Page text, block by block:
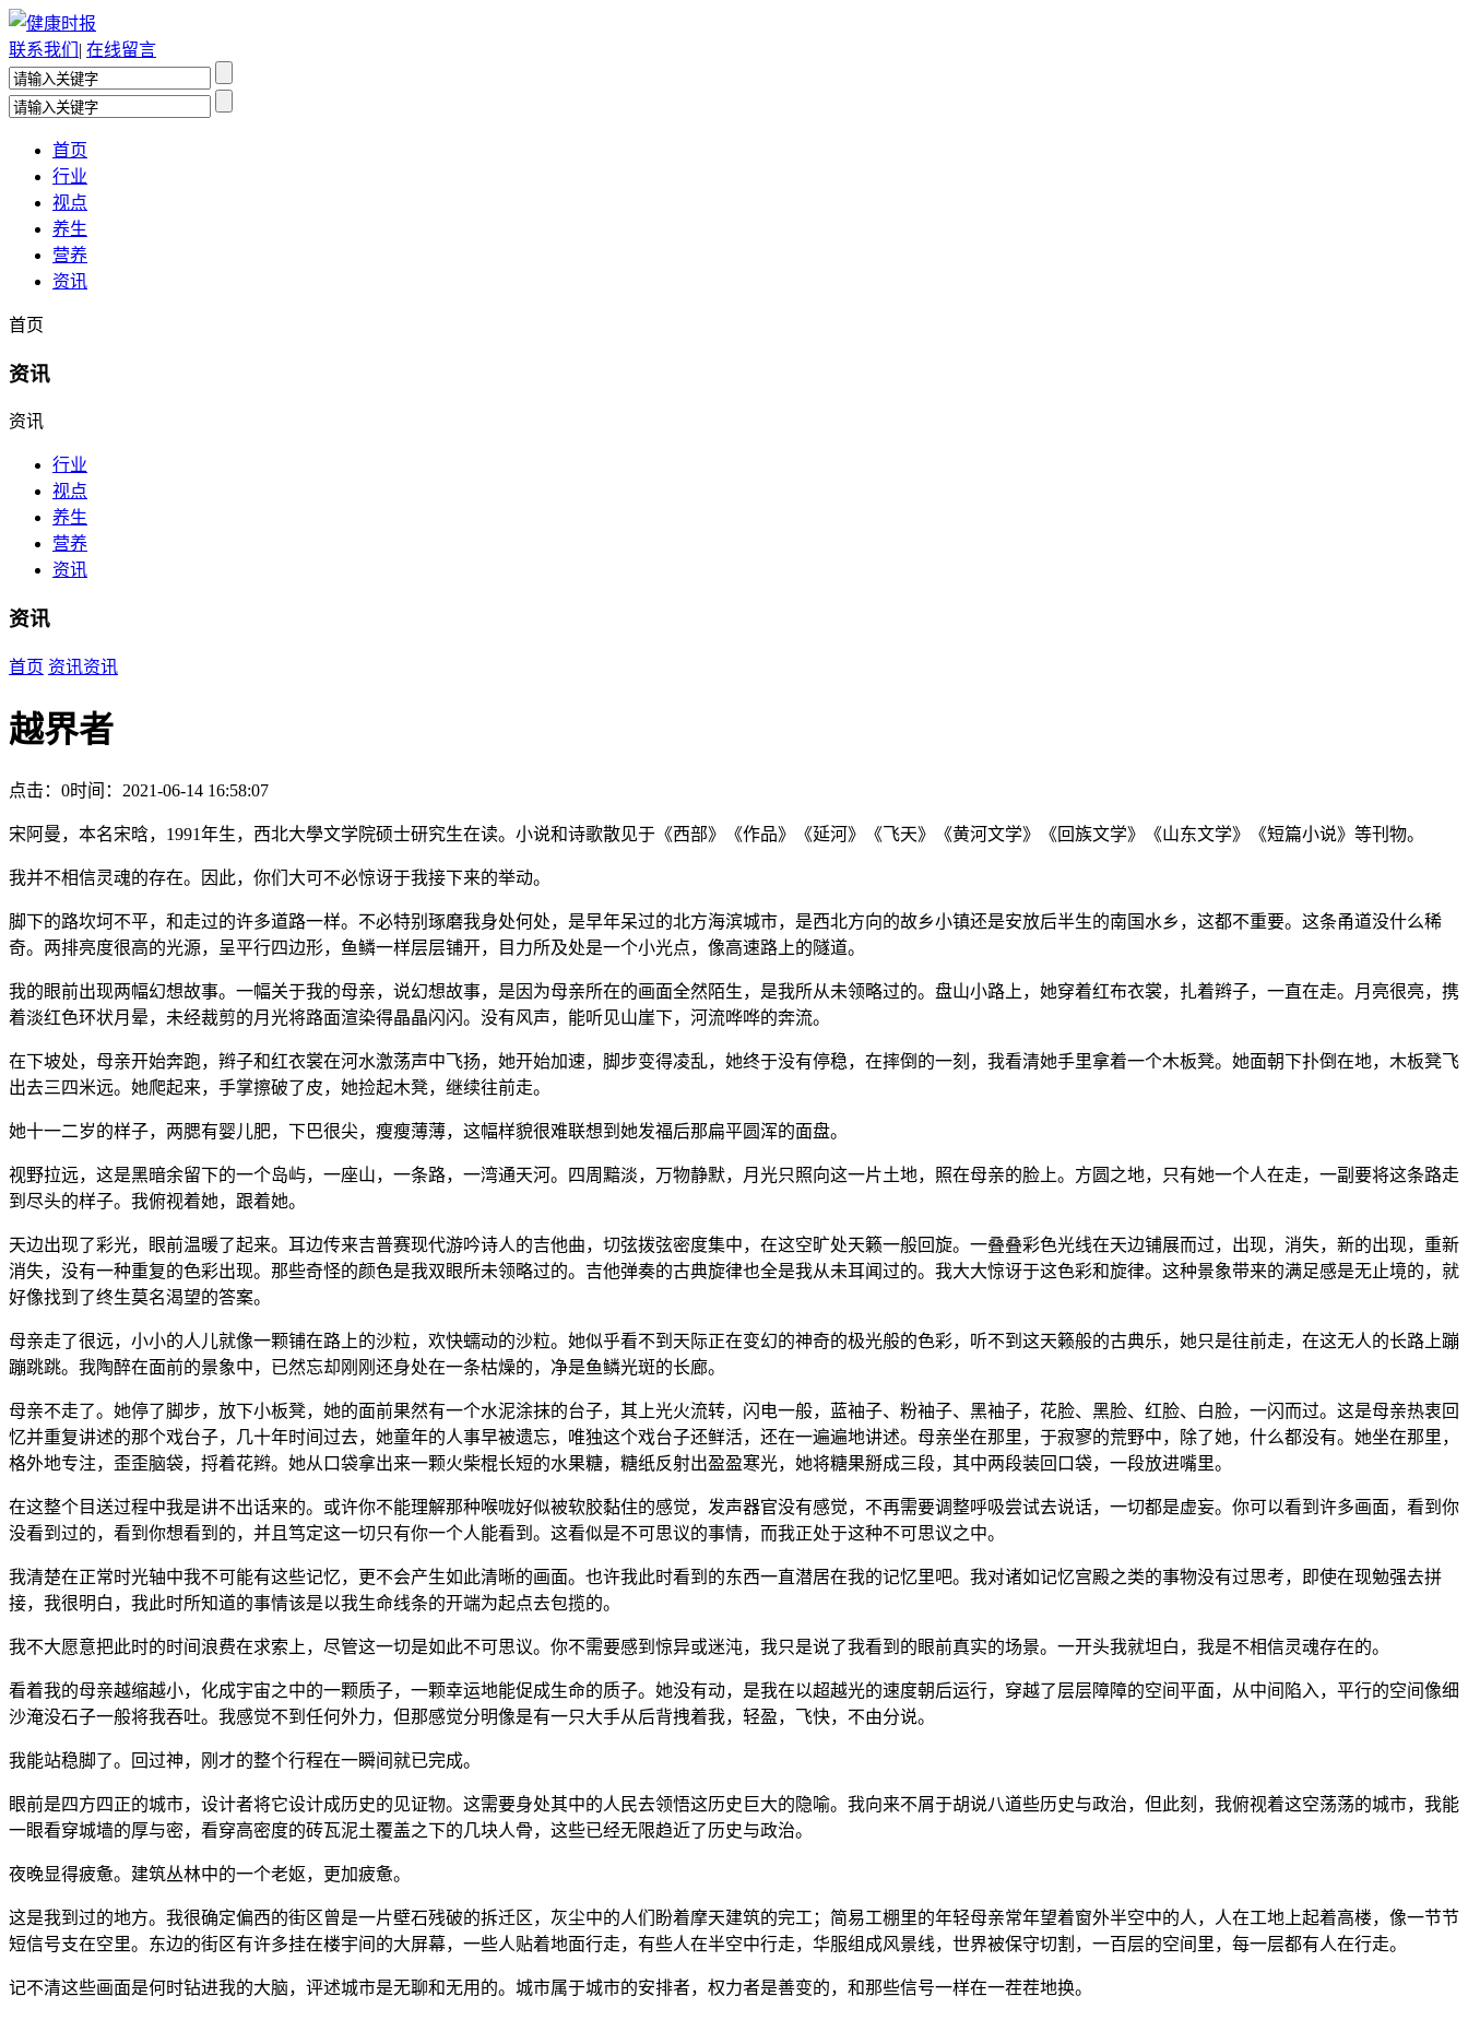
联系我们 | 在线留言
首页
行业
视点
养生
营养
资讯
首页
资讯
资讯
行业
视点
养生
营养
资讯
资讯
首页 资讯资讯
越界者
点击：0时间：2021-06-14 16:58:07
宋阿曼，本名宋晗，1991年生，西北大學文学院硕士研究生在读。小说和诗歌散见于《西部》《作品》《延河》《飞天》《黄河文学》《回族文学》《山东文学》《短篇小说》等刊物。
我并不相信灵魂的存在。因此，你们大可不必惊讶于我接下来的举动。
脚下的路坎坷不平，和走过的许多道路一样。不必特别琢磨我身处何处，是早年呆过的北方海滨城市，是西北方向的故乡小镇还是安放后半生的南国水乡，这都不重要。这条甬道没什么稀
奇。两排亮度很高的光源，呈平行四边形，鱼鳞一样层层铺开，目力所及处是一个小光点，像高速路上的隧道。
我的眼前出现两幅幻想故事。一幅关于我的母亲，说幻想故事，是因为母亲所在的画面全然陌生，是我所从未领略过的。盘山小路上，她穿着红布衣裳，扎着辫子，一直在走。月亮很亮，携
着淡红色环状月晕，未经裁剪的月光将路面渲染得晶晶闪闪。没有风声，能听见山崖下，河流哗哗的奔流。
在下坡处，母亲开始奔跑，辫子和红衣裳在河水激荡声中飞扬，她开始加速，脚步变得凌乱，她终于没有停稳，在摔倒的一刻，我看清她手里拿着一个木板凳。她面朝下扑倒在地，木板凳飞
出去三四米远。她爬起来，手掌擦破了皮，她捡起木凳，继续往前走。
她十一二岁的样子，两腮有婴儿肥，下巴很尖，瘦瘦薄薄，这幅样貌很难联想到她发福后那扁平圆浑的面盘。
视野拉远，这是黑暗余留下的一个岛屿，一座山，一条路，一湾通天河。四周黯淡，万物静默，月光只照向这一片土地，照在母亲的脸上。方圆之地，只有她一个人在走，一副要将这条路走
到尽头的样子。我俯视着她，跟着她。
天边出现了彩光，眼前温暖了起来。耳边传来吉普赛现代游吟诗人的吉他曲，切弦拨弦密度集中，在这空旷处天籁一般回旋。一叠叠彩色光线在天边铺展而过，出现，消失，新的出现，重新
消失，没有一种重复的色彩出现。那些奇怪的颜色是我双眼所未领略过的。吉他弹奏的古典旋律也全是我从未耳闻过的。我大大惊讶于这色彩和旋律。这种景象带来的满足感是无止境的，就
好像找到了终生莫名渴望的答案。
母亲走了很远，小小的人儿就像一颗铺在路上的沙粒，欢快蠕动的沙粒。她似乎看不到天际正在变幻的神奇的极光般的色彩，听不到这天籁般的古典乐，她只是往前走，在这无人的长路上蹦
蹦跳跳。我陶醉在面前的景象中，已然忘却刚刚还身处在一条枯燥的，净是鱼鳞光斑的长廊。
母亲不走了。她停了脚步，放下小板凳，她的面前果然有一个水泥涂抹的台子，其上光火流转，闪电一般，蓝袖子、粉袖子、黑袖子，花脸、黑脸、红脸、白脸，一闪而过。这是母亲热衷回
忆并重复讲述的那个戏台子，几十年时间过去，她童年的人事早被遗忘，唯独这个戏台子还鲜活，还在一遍遍地讲述。母亲坐在那里，于寂寥的荒野中，除了她，什么都没有。她坐在那里，
格外地专注，歪歪脑袋，捋着花辫。她从口袋拿出来一颗火柴棍长短的水果糖，糖纸反射出盈盈寒光，她将糖果掰成三段，其中两段装回口袋，一段放进嘴里。
在这整个目送过程中我是讲不出话来的。或许你不能理解那种喉咙好似被软胶黏住的感觉，发声器官没有感觉，不再需要调整呼吸尝试去说话，一切都是虚妄。你可以看到许多画面，看到你
没看到过的，看到你想看到的，并且笃定这一切只有你一个人能看到。这看似是不可思议的事情，而我正处于这种不可思议之中。
我清楚在正常时光轴中我不可能有这些记忆，更不会产生如此清晰的画面。也许我此时看到的东西一直潜居在我的记忆里吧。我对诸如记忆宫殿之类的事物没有过思考，即使在现勉强去拼
接，我很明白，我此时所知道的事情该是以我生命线条的开端为起点去包揽的。
我不大愿意把此时的时间浪费在求索上，尽管这一切是如此不可思议。你不需要感到惊异或迷沌，我只是说了我看到的眼前真实的场景。一开头我就坦白，我是不相信灵魂存在的。
看着我的母亲越缩越小，化成宇宙之中的一颗质子，一颗幸运地能促成生命的质子。她没有动，是我在以超越光的速度朝后运行，穿越了层层障障的空间平面，从中间陷入，平行的空间像细
沙淹没石子一般将我吞吐。我感觉不到任何外力，但那感觉分明像是有一只大手从后背拽着我，轻盈，飞快，不由分说。
我能站稳脚了。回过神，刚才的整个行程在一瞬间就已完成。
眼前是四方四正的城市，设计者将它设计成历史的见证物。这需要身处其中的人民去领悟这历史巨大的隐喻。我向来不屑于胡说八道些历史与政治，但此刻，我俯视着这空荡荡的城市，我能
一眼看穿城墙的厚与密，看穿高密度的砖瓦泥土覆盖之下的几块人骨，这些已经无限趋近了历史与政治。
夜晚显得疲惫。建筑丛林中的一个老妪，更加疲惫。
这是我到过的地方。我很确定偏西的街区曾是一片壁石残破的拆迁区，灰尘中的人们盼着摩天建筑的完工；简易工棚里的年轻母亲常年望着窗外半空中的人，人在工地上起着高楼，像一节节
短信号支在空里。东边的街区有许多挂在楼宇间的大屏幕，一些人贴着地面行走，有些人在半空中行走，华服组成风景线，世界被保守切割，一百层的空间里，每一层都有人在行走。
记不清这些画面是何时钻进我的大脑，评述城市是无聊和无用的。城市属于城市的安排者，权力者是善变的，和那些信号一样在一茬茬地换。